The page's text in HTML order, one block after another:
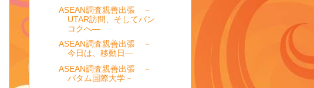
ASEAN調査親善出張 －
UTAR訪問、そしてバン
コクへ―
ASEAN調査親善出張 －
今日は、移動日―
ASEAN調査親善出張 －
バタム国際大学－